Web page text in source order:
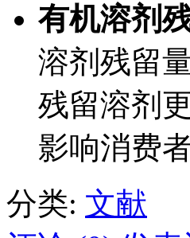
有机溶剂
溶剂残留
残留溶剂
影响消费
分类: 文献